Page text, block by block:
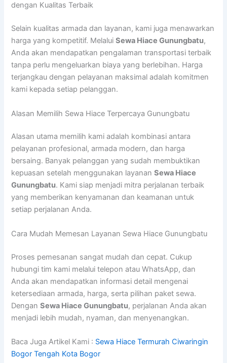
dengan Kualitas Terbaik
Selain kualitas armada dan layanan, kami juga menawarkan
harga yang kompetitif. MelaluiSewa Hiace Gunungbatu,
Anda akan mendapatkan pengalaman transportasi terbaik
tanpa perlu mengeluarkan biaya yang berlebihan. Harga
terjangkau dengan pelayanan maksimal adalah komitmen
kami kepada setiap pelanggan.
Alasan Memilih Sewa Hiace Terpercaya Gunungbatu
Alasan utama memilih kami adalah kombinasi antara
pelayanan profesional, armada modern, dan harga
bersaing. Banyak pelanggan yang sudah membuktikan
kepuasan setelah menggunakan layananSewa Hiace
Gunungbatu. Kami siap menjadi mitra perjalanan terbaik
yang memberikan kenyamanan dan keamanan untuk
setiap perjalanan Anda.
Cara Mudah Memesan Layanan Sewa Hiace Gunungbatu
Proses pemesanan sangat mudah dan cepat. Cukup
hubungi tim kami melalui telepon atau WhatsApp, dan
Anda akan mendapatkan informasi detail mengenai
ketersediaan armada, harga, serta pilihan paket sewa.
DenganSewa Hiace Gunungbatu, perjalanan Anda akan
menjadi lebih mudah, nyaman, dan menyenangkan.
Baca Juga Artikel Kami : Sewa Hiace Termurah Ciwaringin
Bogor Tengah Kota Bogor